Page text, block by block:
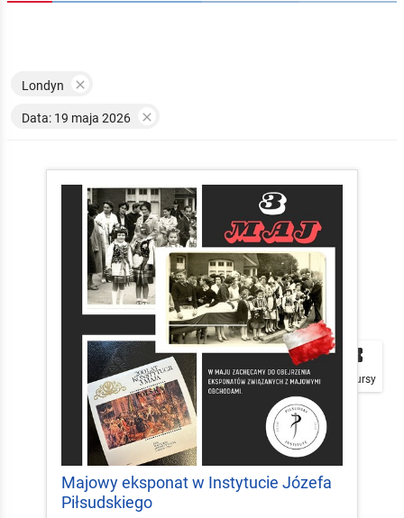

Plakaty

Mapa
local_play
Konkursy
Londyn 
Data: 19 maja 2026 
Majowy eksponat w Instytucie Józefa
Piłsudskiego